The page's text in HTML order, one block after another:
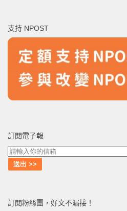
字:
支持 NPOST
訂閱電子報
訂閱粉絲團，好文不漏接！